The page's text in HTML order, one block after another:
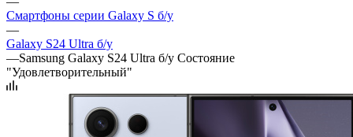
Смартфоны серии Galaxy S б/у
—
Galaxy S24 Ultra б/у
—Samsung Galaxy S24 Ultra б/у Состояние
"Удовлетворительный"